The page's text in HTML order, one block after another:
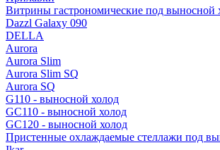
Витрины гастрономические под выносной
Dazzl Galaxy 090
DELLA
Aurora
Aurora Slim
Aurora Slim SQ
Aurora SQ
G110 - выносной холод
GC110 - выносной холод
GC120 - выносной холод
Пристенные охлаждаемые стеллажи под